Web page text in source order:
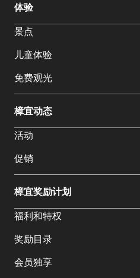
体验
景点
儿童体验
免费观光
樟宜动态
活动
促销
樟宜奖励计划
福利和特权
奖励目录
会员独享